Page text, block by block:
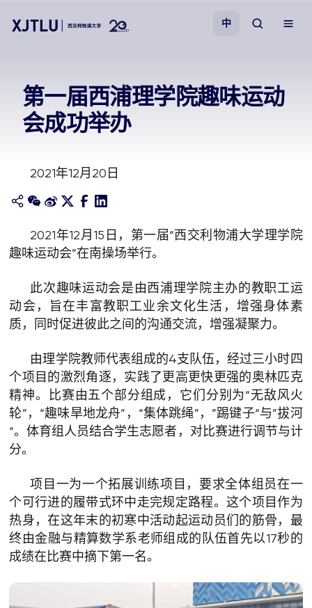
招生
学院
校园生活
关于我们
中
第一届西浦理学院趣味运动
会成功举办
2021年12月20日
2021年12月15日，第一届“西交利物浦大学理学院
趣味运动会”在南操场举行。
此次趣味运动会是由西浦理学院主办的教职工运
动会，旨在丰富教职工业余文化生活，增强身体素
质，同时促进彼此之间的沟通交流，增强凝聚力。
由理学院教师代表组成的4支队伍，经过三小时四
个项目的激烈角逐，实践了更高更快更强的奥林匹克
精神。比赛由五个部分组成，它们分别为“无敌风火
轮”，“趣味旱地龙舟”，“集体跳绳”，”踢键子“与”拔河
“。体育组人员结合学生志愿者，对比赛进行调节与计
分。
项目一为一个拓展训练项目，要求全体组员在一
个可行进的履带式环中走完规定路程。这个项目作为
热身，在这年末的初寒中活动起运动员们的筋骨，最
终由金融与精算数学系老师组成的队伍首先以17秒的
成绩在比赛中摘下第一名。